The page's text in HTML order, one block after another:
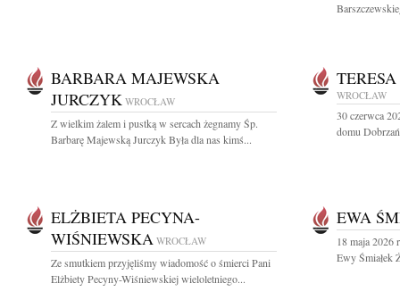
BARBARA MAJEWSKA
JURCZYK WROCŁAW
Z wielkim żalem i pustką w sercach żegnamy Śp.
Barbarę Majewską Jurczyk Była dla nas kimś...
WROCŁAW
30 czerwca
domu
ELŻBIETA PECYNA-
WIŚNIEWSKA WROCŁAW
Ze smutkiem przyjęliśmy wiadomość o śmierci Pani
Elżbiety Pecyny-Wiśniewskiej wieloletniego...
EWA
18 maja 2026
Ewy Śmiałek